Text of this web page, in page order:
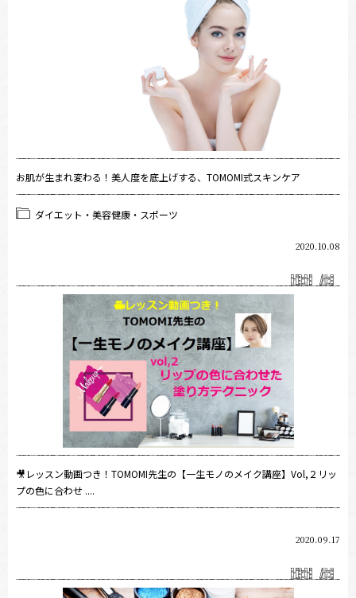
お肌が生まれ変わる！美人度を底上げする、TOMOMI式スキンケア
ダイエット・美容健康・スポーツ
2020.10.08
🎥レッスン動画つき！TOMOMI先生の【一生モノのメイク講座】Vol,２リッ
プの色に合わせ ....
2020.09.17